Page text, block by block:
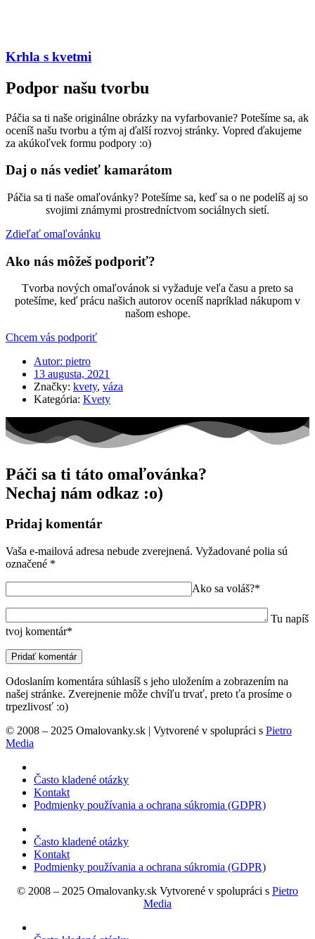
Krhla s kvetmi
Podpor našu tvorbu
Páčia sa ti naše originálne obrázky na vyfarbovanie? Potešíme sa, ak
oceníš našu tvorbu a tým aj ďalší rozvoj stránky. Vopred ďakujeme
za akúkoľvek formu podpory :o)
Daj o nás vedieť kamarátom
Páčia sa ti naše omaľovánky? Potešíme sa, keď sa o ne podelíš aj so
svojimi známymi prostredníctvom sociálnych sietí.
Zdieľať omaľovánku
Ako nás môžeš podporiť?
Tvorba nových omaľovánok si vyžaduje veľa času a preto sa
potešíme, keď prácu našich autorov oceníš napríklad nákupom v
našom eshope.
Chcem vás podporiť
Autor: pietro
13 augusta, 2021
Značky: kvety, váza
Kategória: Kvety
Páči sa ti táto omaľovánka?
Nechaj nám odkaz :o)
Pridaj komentár
Vaša e-mailová adresa nebude zverejnená. Vyžadované polia sú
označené *
Ako sa voláš?*
Tu napíš
tvoj komentár*
Odoslaním komentára súhlasíš s jeho uložením a zobrazením na
našej stránke. Zverejnenie môže chvíľu trvať, preto ťa prosíme o
trpezlivosť :o)
© 2008 – 2025 Omalovanky.sk | Vytvorené v spolupráci s Pietro
Media
Často kladené otázky
Kontakt
Podmienky používania a ochrana súkromia (GDPR)
Často kladené otázky
Kontakt
Podmienky používania a ochrana súkromia (GDPR)
© 2008 – 2025 Omalovanky.sk Vytvorené v spolupráci s Pietro
Media